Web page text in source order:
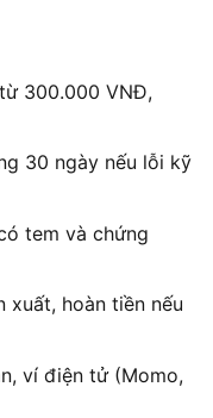
300.000 VNĐ,
30 ngày nếu lỗi kỹ
tem và chứng
xuất, hoàn tiền nếu
ví điện tử (Momo,